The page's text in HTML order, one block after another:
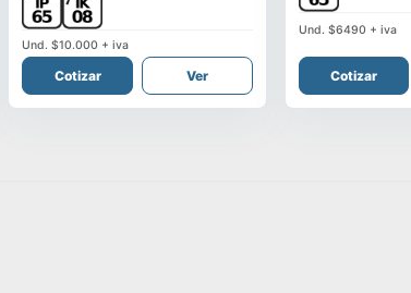
Und.$10.000 + iva
Cotizar Ver
Und. $6490 + iva
Cotizar